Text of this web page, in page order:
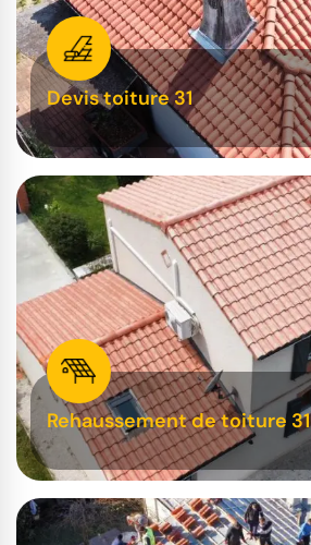
Devis toiture 31
Rehaussement de toiture 31